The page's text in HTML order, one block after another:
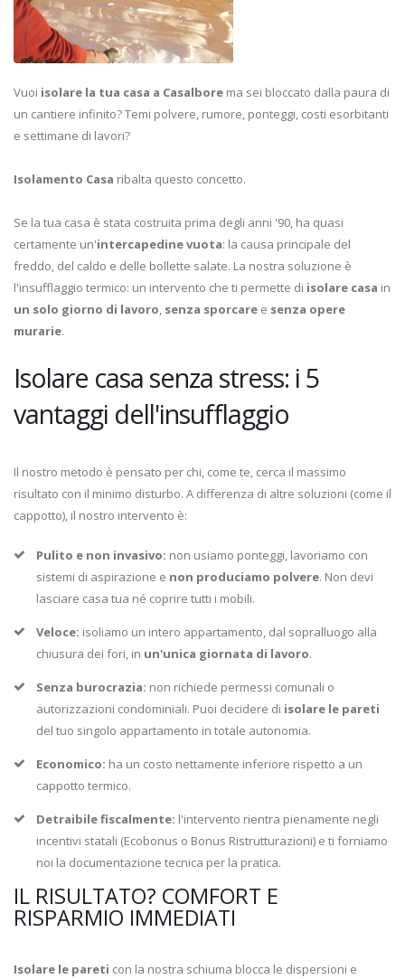
Vuoi isolare la tua casa a Casalbore ma sei bloccato dalla paura di
un cantiere infinito? Temi polvere, rumore, ponteggi, costi esorbitanti
e settimane di lavori?
Isolamento Casa ribalta questo concetto.
Se la tua casa è stata costruita prima degli anni '90, ha quasi
certamente un'intercapedine vuota: la causa principale del
freddo, del caldo e delle bollette salate. La nostra soluzione è
l'insufflaggio termico: un intervento che ti permette di isolare casa in
un solo giorno di lavoro, senza sporcare e senza opere
murarie.
Isolare casa senza stress: i 5
vantaggi dell'insufflaggio
Il nostro metodo è pensato per chi, come te, cerca il massimo
risultato con il minimo disturbo. A differenza di altre soluzioni (come il
cappotto), il nostro intervento è:
Pulito e non invasivo: non usiamo ponteggi, lavoriamo con
sistemi di aspirazione e non produciamo polvere. Non devi
lasciare casa tua né coprire tutti i mobili.
Veloce: isoliamo un intero appartamento, dal sopralluogo alla
chiusura dei fori, in un'unica giornata di lavoro.
Senza burocrazia: non richiede permessi comunali o
autorizzazioni condominiali. Puoi decidere di isolare le pareti
del tuo singolo appartamento in totale autonomia.
Economico: ha un costo nettamente inferiore rispetto a un
cappotto termico.
Detraibile fiscalmente: l'intervento rientra pienamente negli
incentivi statali (Ecobonus o Bonus Ristrutturazioni) e ti forniamo
noi la documentazione tecnica per la pratica.
IL RISULTATO? COMFORT E
RISPARMIO IMMEDIATI
Isolare le pareti con la nostra schiuma blocca le dispersioni e